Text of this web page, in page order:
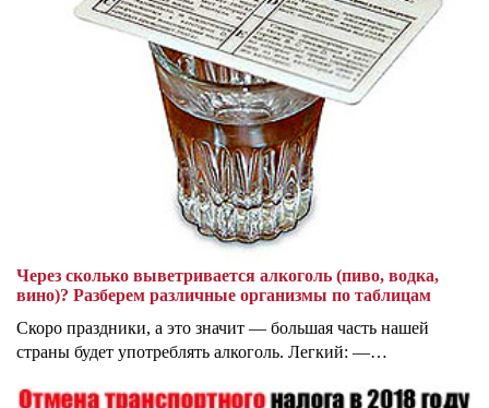
Через сколько выветривается алкоголь (пиво, водка,
вино)? Разберем различные организмы по таблицам
Скоро праздники, а это значит — большая часть нашей
страны будет употреблять алкоголь. Легкий: —…